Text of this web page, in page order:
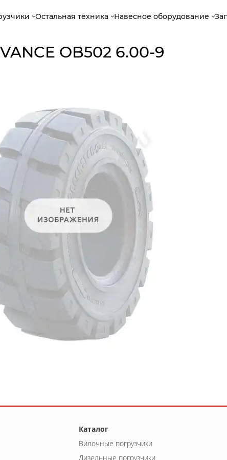
Остальная техника Навесное оборудование
OB502 6.00-9
Каталог
Вилочные погрузчики
Дизельные погрузчики